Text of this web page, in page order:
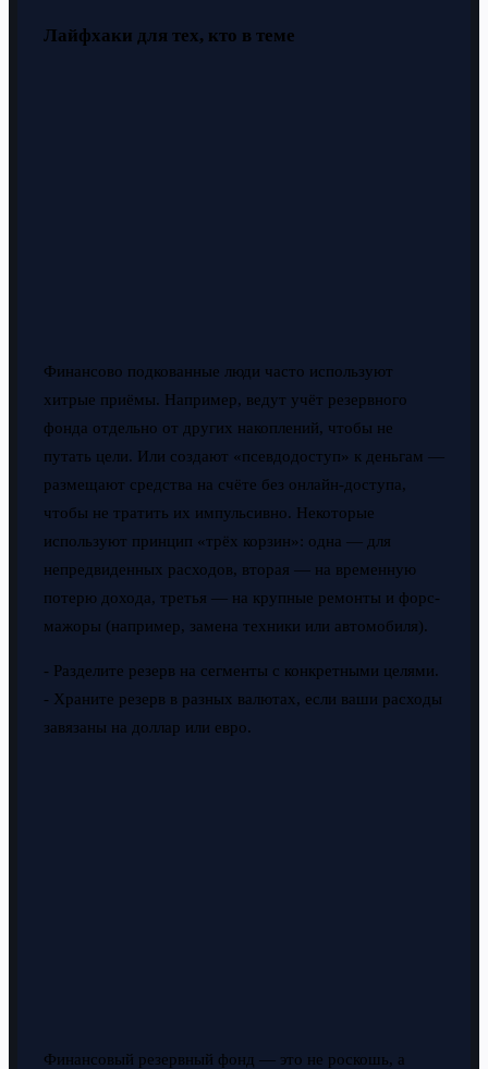
Лайфхаки для тех, кто в теме
Финансово подкованные люди часто используют
хитрые приёмы. Например, ведут учёт резервного
фонда отдельно от других накоплений, чтобы не
путать цели. Или создают «псевдодоступ» к деньгам —
размещают средства на счёте без онлайн-доступа,
чтобы не тратить их импульсивно. Некоторые
используют принцип «трёх корзин»: одна — для
непредвиденных расходов, вторая — на временную
потерю дохода, третья — на крупные ремонты и форс-
мажоры (например, замена техники или автомобиля).
- Разделите резерв на сегменты с конкретными целями.
- Храните резерв в разных валютах, если ваши расходы
завязаны на доллар или евро.
Финансовый резервный фонд — это не роскошь, а